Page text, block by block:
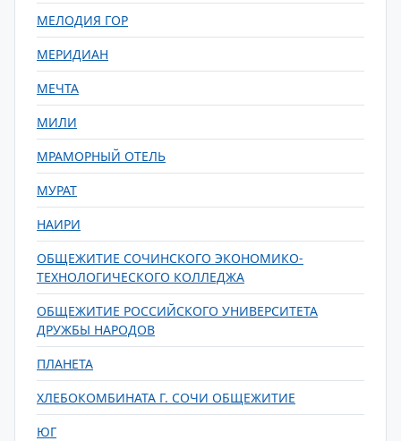
МЕЛОДИЯ ГОР
МЕРИДИАН
МЕЧТА
МИЛИ
МРАМОРНЫЙ ОТЕЛЬ
МУРАТ
НАИРИ
ОБЩЕЖИТИЕ СОЧИНСКОГО ЭКОНОМИКО-
ТЕХНОЛОГИЧЕСКОГО КОЛЛЕДЖА
ОБЩЕЖИТИЕ РОССИЙСКОГО УНИВЕРСИТЕТА
ДРУЖБЫ НАРОДОВ
ПЛАНЕТА
ХЛЕБОКОМБИНАТА Г. СОЧИ ОБЩЕЖИТИЕ
ЮГ